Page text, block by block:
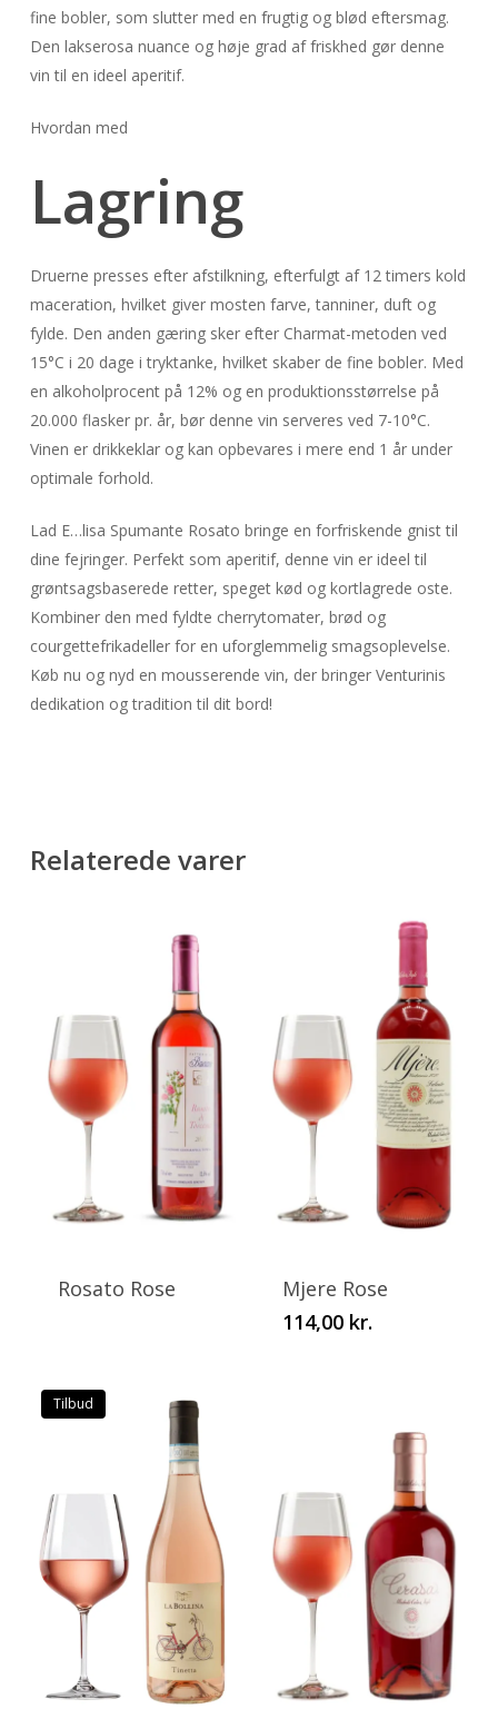
fine bobler, som slutter med en frugtig og blød eftersmag.
Den lakserosa nuance og høje grad af friskhed gør denne
vin til en ideel aperitif.
Hvordan med
Lagring
Druerne presses efter afstilkning, efterfulgt af 12 timers kold
maceration, hvilket giver mosten farve, tanniner, duft og
fylde. Den anden gæring sker efter Charmat-metoden ved
15°C i 20 dage i tryktanke, hvilket skaber de fine bobler. Med
en alkoholprocent på 12% og en produktionsstørrelse på
20.000 flasker pr. år, bør denne vin serveres ved 7-10°C.
Vinen er drikkeklar og kan opbevares i mere end 1 år under
optimale forhold.
Lad E…lisa Spumante Rosato bringe en forfriskende gnist til
dine fejringer. Perfekt som aperitif, denne vin er ideel til
grøntsagsbaserede retter, speget kød og kortlagrede oste.
Kombiner den med fyldte cherrytomater, brød og
courgettefrikadeller for en uforglemmelig smagsoplevelse.
Køb nu og nyd en mousserende vin, der bringer Venturinis
dedikation og tradition til dit bord!
Relaterede varer
Rosato Rose
This
multiple
variants.
on
the
product
page
Mjere Rose
114,00 kr.
Tilbud
This